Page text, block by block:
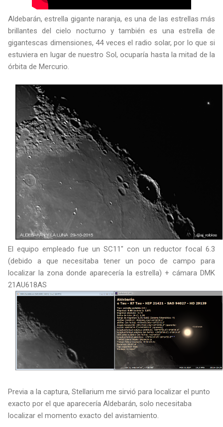
Aldebarán, estrella gigante naranja, es una de las estrellas más
brillantes del cielo nocturno y también es una estrella de
gigantescas dimensiones, 44 veces el radio solar, por lo que si
estuviera en lugar de nuestro Sol, ocuparía hasta la mitad de la
órbita de Mercurio.
El equipo empleado fue un SC11" con un reductor focal 6.3
(debido a que necesitaba tener un poco de campo para
localizar la zona donde aparecería la estrella) + cámara DMK
21AU618AS
Previa a la captura, Stellarium me sirvió para localizar el punto
exacto por el que aparecería Aldebarán, solo necesitaba
localizar el momento exacto del avistamiento.